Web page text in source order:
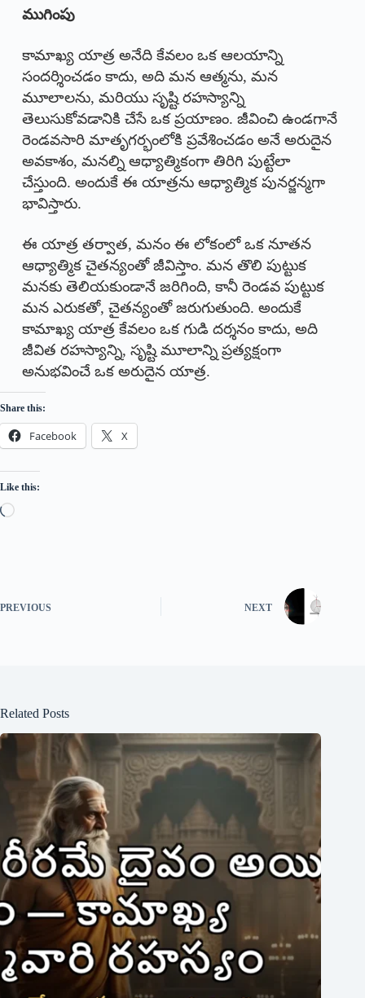
ముగింపు
కామాఖ్య యాత్ర అనేది కేవలం ఒక ఆలయాన్ని
సందర్శించడం కాదు, అది మన ఆత్మను, మన
మూలాలను, మరియు సృష్టి రహస్యాన్ని
తెలుసుకోవడానికి చేసే ఒక ప్రయాణం. జీవించి ఉండగానే
రెండవసారి మాతృగర్భంలోకి ప్రవేశించడం అనే అరుదైన
అవకాశం, మనల్ని ఆధ్యాత్మికంగా తిరిగి పుట్టేలా
చేస్తుంది. అందుకే ఈ యాత్రను ఆధ్యాత్మిక పునర్జన్మగా
భావిస్తారు.
ఈ యాత్ర తర్వాత, మనం ఈ లోకంలో ఒక నూతన
ఆధ్యాత్మిక చైతన్యంతో జీవిస్తాం. మన తొలి పుట్టుక
మనకు తెలియకుండానే జరిగింది, కానీ రెండవ పుట్టుక
మన ఎరుకతో, చైతన్యంతో జరుగుతుంది. అందుకే
కామాఖ్య యాత్ర కేవలం ఒక గుడి దర్శనం కాదు, అది
జీవిత రహస్యాన్ని, సృష్టి మూలాన్ని ప్రత్యక్షంగా
అనుభవించే ఒక అరుదైన యాత్ర.
Share this:
Facebook X
Like this:
PREVIOUS NEXT
Related Posts